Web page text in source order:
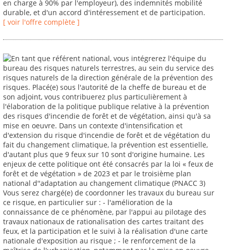
en charge à 90% par l'employeur), des indemnités mobilité
durable, et d'un accord d'intéressement et de participation.
[ voir l'offre complète ]